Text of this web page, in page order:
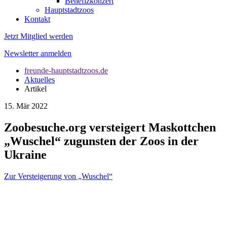
Hauptstadtzoos
Kontakt
Jetzt Mitglied werden
Newsletter anmelden
freunde-hauptstadtzoos.de
Aktuelles
Artikel
15. Mär 2022
Zoobesuche.org versteigert Maskottchen
„Wuschel“ zugunsten der Zoos in der
Ukraine
Zur Versteigerung von „Wuschel“